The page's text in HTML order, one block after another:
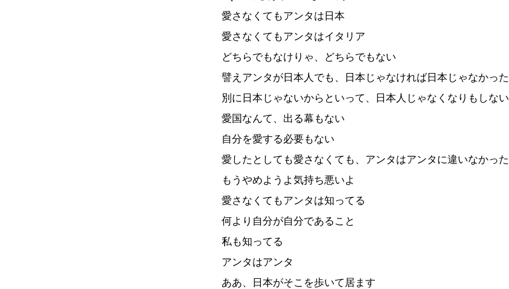
愛さなくてもアンタは日本
愛さなくてもアンタはイタリア
どちらでもなけりゃ、どちらでもない
譬えアンタが日本人でも、日本じゃなければ日本じゃなかった
別に日本じゃないからといって、日本人じゃなくなりもしない
愛国なんて、出る幕もない
自分を愛する必要もない
愛したとしても愛さなくても、アンタはアンタに違いなかった
もうやめようよ気持ち悪いよ
愛さなくてもアンタは知ってる
何より自分が自分であること
私も知ってる
アンタはアンタ
ああ、日本がそこを歩いて居ます